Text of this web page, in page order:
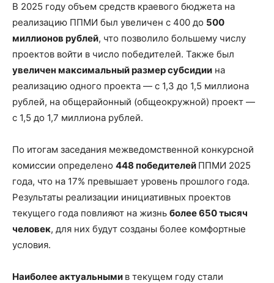
В 2025 году объем средств краевого бюджета на
реализацию ППМИ был увеличен с 400 до 500
миллионов рублей, что позволило большему числу
проектов войти в число победителей. Также был
увеличен максимальный размер субсидии на
реализацию одного проекта — с 1,3 до 1,5 миллиона
рублей, на общерайонный (общеокружной) проект —
с 1,5 до 1,7 миллиона рублей.
По итогам заседания межведомственной конкурсной
комиссии определено 448 победителей ППМИ 2025
года, что на 17% превышает уровень прошлого года.
Результаты реализации инициативных проектов
текущего года повлияют на жизнь более 650 тысяч
человек, для них будут созданы более комфортные
условия.
Наиболее актуальными в текущем году стали